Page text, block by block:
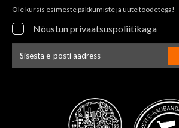
Ole kursis esimeste pakkumiste ja uute toodetega!
Nõustun privaatsuspoliitikaga